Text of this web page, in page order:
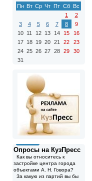
Пн Вт Ср Чт Пт Сб Вс
1
2
3
4 5 6 7 8
9
10 11 12 13 14 15
16
17 18 19 20 21 22
23
24 25 26 27 28 29
30
31
Опросы на КузПресс
Как вы относитесь к
застройке центра города
объектами А. Н. Говора?
За какую из партий вы бы